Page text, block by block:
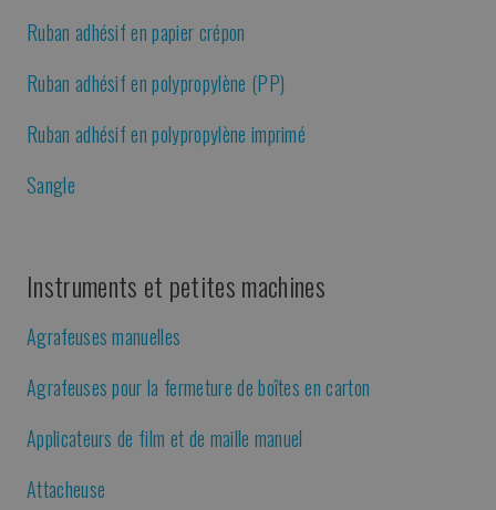
Ruban adhésif en papier crépon
Ruban adhésif en polypropylène (PP)
Ruban adhésif en polypropylène imprimé
Sangle
Instruments et petites machines
Agrafeuses manuelles
Agrafeuses pour la fermeture de boîtes en carton
Applicateurs de film et de maille manuel
Attacheuse